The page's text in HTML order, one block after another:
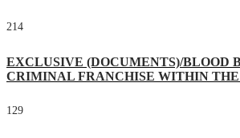
214
EXCLUSIVE (DOCUMENTS)/BLOOD
CRIMINAL FRANCHISE WITHIN THE
129